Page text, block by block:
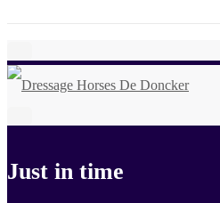
Just in time